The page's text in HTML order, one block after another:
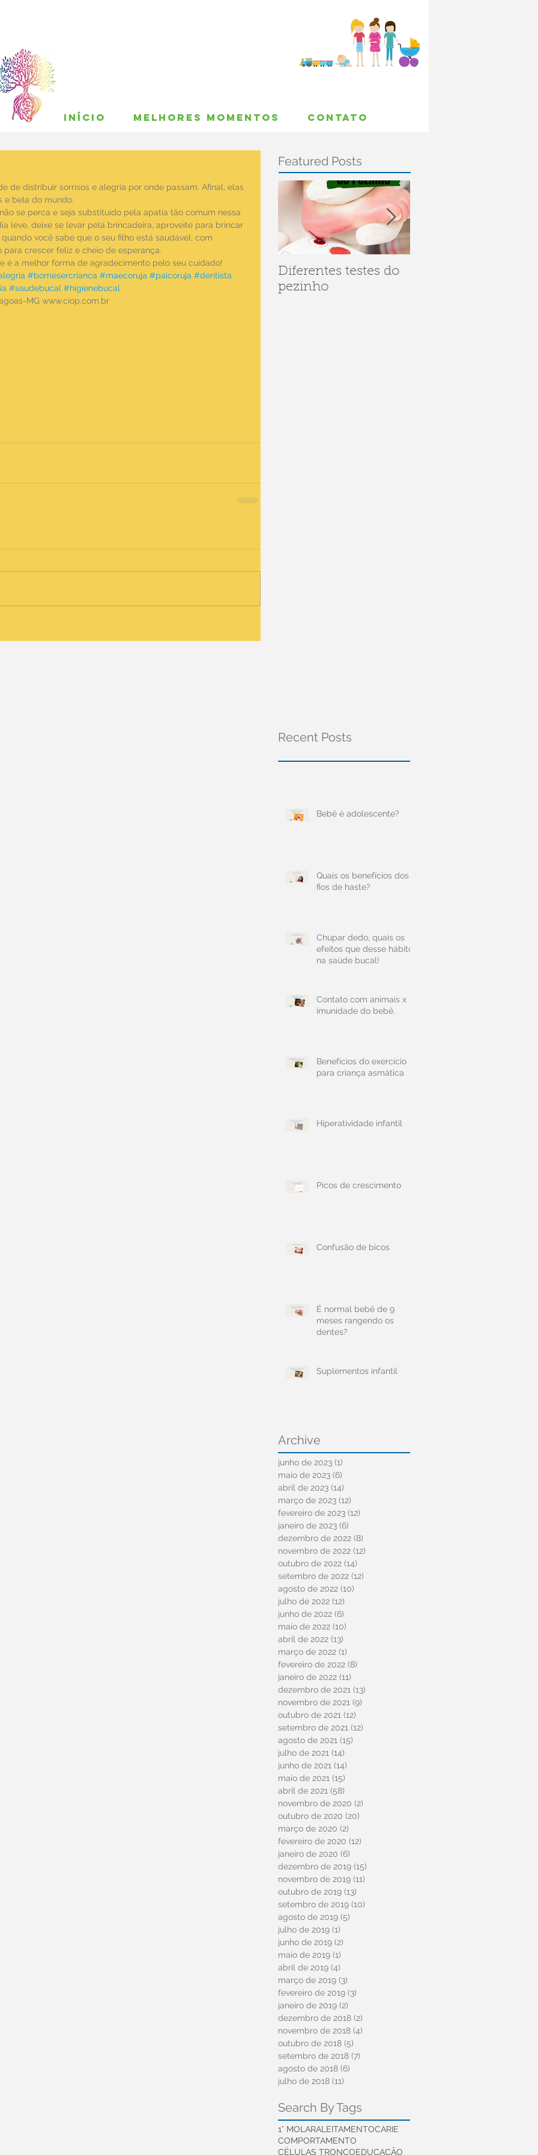
INÍCIO MELHORES MOMENTOS CONTATO
de distribuir sorrisos e alegria por onde passam. Afinal, elas
e bela do mundo.
se perca e seja substituído pela apatia tão comum nessa
leve, deixe se levar pela brincadeira, aproveite para brincar
você sabe que o seu filho está saudável, com
crescer feliz e cheio de esperança.
é a melhor forma de agradecimento pelo seu cuidado!
#bomesercrianca #maecoruja #paicoruja #dentista
#saudebucal #higienebucal
MG www.ciop.com.br
Featured Posts
Diferentes testes do
pezinho
Recent Posts
Bebê é adolescente?
Quais os benefícios dos
fios de haste?
Chupar dedo, quais os
efeitos que desse hábito
na saúde bucal!
Contato com animais x
imunidade do bebê.
Benefícios do exercício
para criança asmática
Hiperatividade infantil
Picos de crescimento
Confusão de bicos
É normal bebê de 9
meses rangendo os
dentes?
Suplementos infantil
Archive
junho de 2023 (1)
maio de 2023 (6)
abril de 2023 (14)
março de 2023 (12)
fevereiro de 2023 (12)
janeiro de 2023 (6)
dezembro de 2022 (8)
novembro de 2022 (12)
outubro de 2022 (14)
setembro de 2022 (12)
agosto de 2022 (10)
julho de 2022 (12)
junho de 2022 (6)
maio de 2022 (10)
abril de 2022 (13)
março de 2022 (1)
fevereiro de 2022 (8)
janeiro de 2022 (11)
dezembro de 2021 (13)
novembro de 2021 (9)
outubro de 2021 (12)
setembro de 2021 (12)
agosto de 2021 (15)
julho de 2021 (14)
junho de 2021 (14)
maio de 2021 (15)
abril de 2021 (58)
novembro de 2020 (2)
outubro de 2020 (20)
março de 2020 (2)
fevereiro de 2020 (12)
janeiro de 2020 (6)
dezembro de 2019 (15)
novembro de 2019 (11)
outubro de 2019 (13)
setembro de 2019 (10)
agosto de 2019 (5)
julho de 2019 (1)
junho de 2019 (2)
maio de 2019 (1)
abril de 2019 (4)
março de 2019 (3)
fevereiro de 2019 (3)
janeiro de 2019 (2)
dezembro de 2018 (2)
novembro de 2018 (4)
outubro de 2018 (5)
setembro de 2018 (7)
agosto de 2018 (6)
julho de 2018 (11)
Search By Tags
1° MOLARALEITAMENTOCARIE
COMPORTAMENTO
CÉLULAS TRONCOEDUCAÇÃO